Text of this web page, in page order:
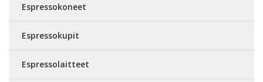
Espressokoneet
Espressokupit
Espressolaitteet